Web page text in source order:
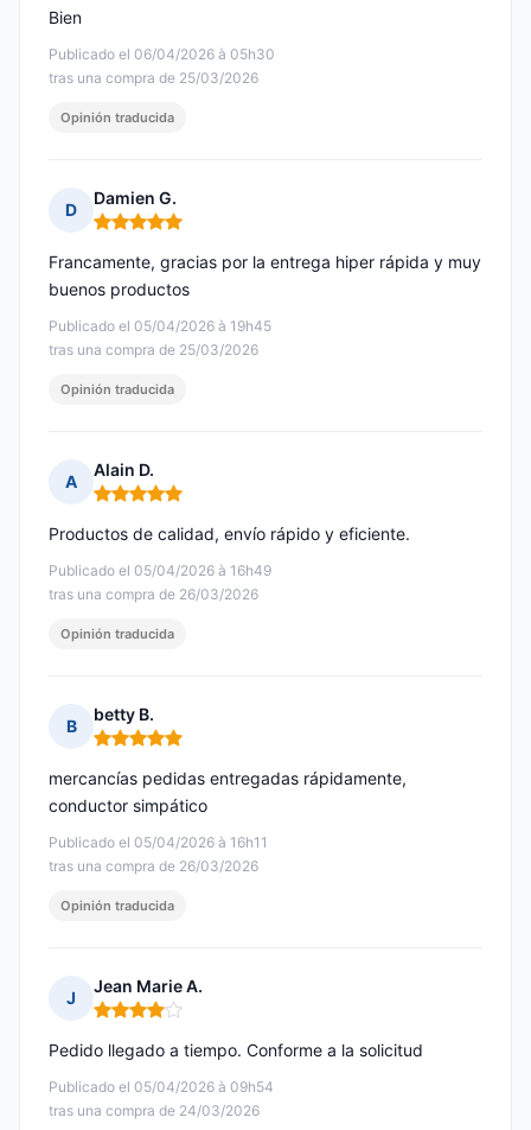
Publicado el 06/04/2026 à 05h30
tras una compra de 25/03/2026
Bien
Opinión traducida
D
Damien G.
Nota: 5 de 5
Publicado el 05/04/2026 à 19h45
tras una compra de 25/03/2026
Francamente, gracias por la entrega hiper rápida y muy
buenos productos
Opinión traducida
A
Alain D.
Nota: 5 de 5
Publicado el 05/04/2026 à 16h49
tras una compra de 26/03/2026
Productos de calidad, envío rápido y eficiente.
Opinión traducida
B
betty B.
Nota: 5 de 5
Publicado el 05/04/2026 à 16h11
tras una compra de 26/03/2026
mercancías pedidas entregadas rápidamente,
conductor simpático
Opinión traducida
J
Jean Marie A.
Nota: 4 de 5
Publicado el 05/04/2026 à 09h54
tras una compra de 24/03/2026
Pedido llegado a tiempo. Conforme a la solicitud